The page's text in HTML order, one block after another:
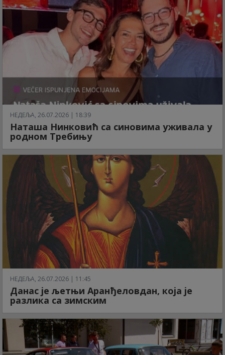
НЕДЕЉА, 26.07.2026 | 18:39
Наташа Нинковић са синовима уживала у
родном Требињу
НЕДЕЉА, 26.07.2026 | 11:45
Данас је љетњи Аранђеловдан, која је
разлика са зимским